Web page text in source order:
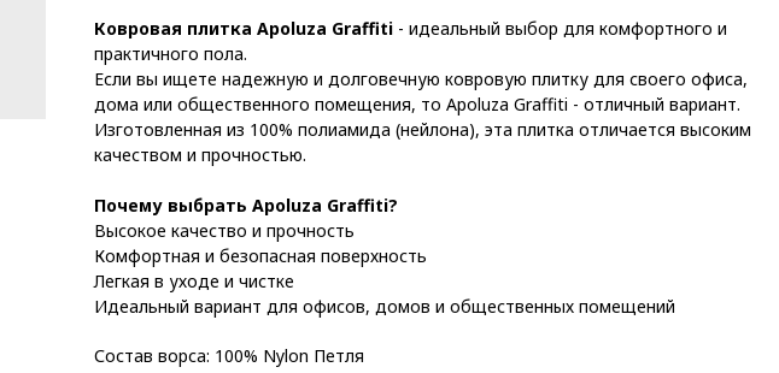
Ковровая плитка Apoluza Graffiti - идеальный выбор для комфортного и
практичного пола.
Если вы ищете надежную и долговечную ковровую плитку для своего офиса,
дома или общественного помещения, то Apoluza Graffiti - отличный вариант.
Изготовленная из 100% полиамида (нейлона), эта плитка отличается высоким
качеством и прочностью.
Почему выбрать Apoluza Graffiti?
Высокое качество и прочность
Комфортная и безопасная поверхность
Легкая в уходе и чистке
Идеальный вариант для офисов, домов и общественных помещений
Состав ворса: 100% Nylon Петля